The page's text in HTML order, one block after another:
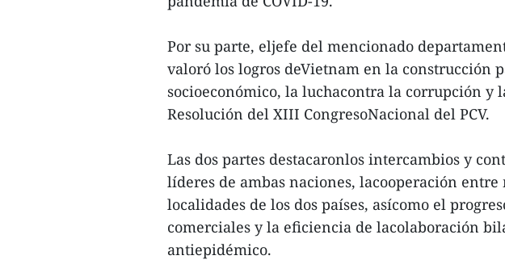
Por su parte, eljefe del mencionado
valoró los logros deVietnam en la construcción
socioeconómico, la luchacontra la corrupción y
Resolución del XIII CongresoNacional del PCV.
Las dos partes destacaronlos intercambios y
líderes de ambas naciones, lacooperación
localidades de los dos países, asícomo el
comerciales y la eficiencia de lacolaboración
antiepidémico.